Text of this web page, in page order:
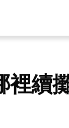
裡續